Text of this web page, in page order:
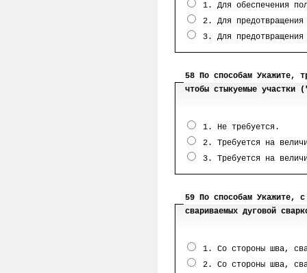
1. Для обеспечения
2. Для
3. Для
58 По способам Укажите,
чтобы стыкуемые участки
1. Не требуется.
2. Требуется на
3. Требуется на
59 По способам Укажите, с
свариваемых дуговой
1. Со стороны шва,
2. Со стороны шва,